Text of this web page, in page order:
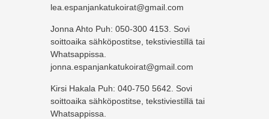
lea.espanjankatukoirat@gmail.com
Jonna Ahto Puh: 050-300 4153. Sovi
soittoaika sähköpostitse, tekstiviestillä tai
Whatsappissa.
jonna.espanjankatukoirat@gmail.com
Kirsi Hakala Puh: 040-750 5642. Sovi
soittoaika sähköpostitse, tekstiviestillä tai
Whatsappissa.